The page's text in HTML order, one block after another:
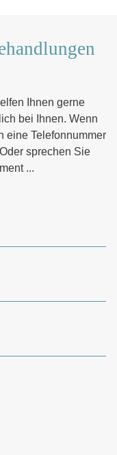
Ihnen gerne
bei Ihnen. Wenn
eine Telefonnummer
sprechen Sie
...